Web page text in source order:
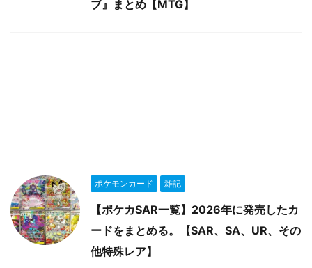
ブ』まとめ【MTG】
ポケモンカード 雑記
【ポケカSAR一覧】2026年に発売したカ
ードをまとめる。【SAR、SA、UR、その
他特殊レア】